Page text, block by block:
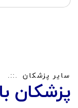
سایر پزشکان
پزشکان